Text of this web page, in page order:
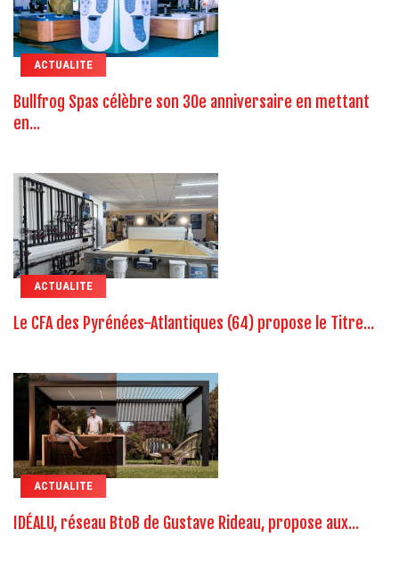
ACTUALITE
Bullfrog Spas célèbre son 30e anniversaire en mettant
en...
ACTUALITE
Le CFA des Pyrénées-Atlantiques (64) propose le Titre...
ACTUALITE
IDÉALU, réseau BtoB de Gustave Rideau, propose aux...